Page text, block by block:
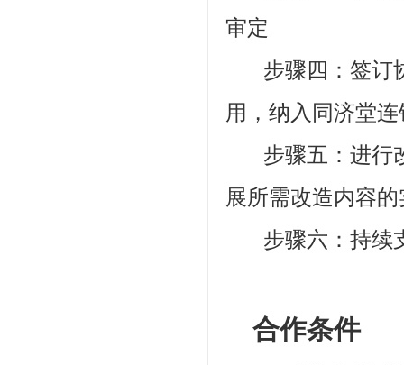
审定
步骤四：签订
用，纳入同济堂
步骤五：进行
展所需改造内容
步骤六：持续
合作条件